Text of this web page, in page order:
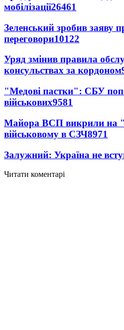
мобілізації26461
Зеленський зробив заяву
переговори10122
Уряд змінив правила
консульствах за кордоном
"Медові пастки": СБУ
військових9581
Майора ВСП викрили на
військовому в СЗЧ8971
Залужний: Україна не
Читати коментарі